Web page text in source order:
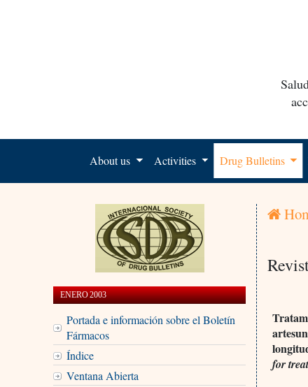
About us Activities Drug Bulletins
ENERO 2003
Portada e información sobre el Boletín
Fármacos
Índice
Ventana Abierta
for